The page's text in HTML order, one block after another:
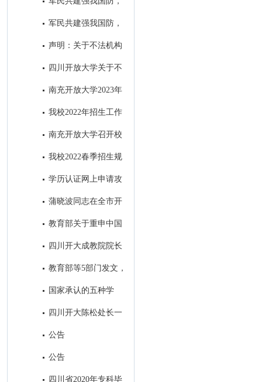
南充开大办“拥军班” ----南充开
仪式圆满举行
军民共建强我国防，
南充开大办“拥军班” ----南充开
仪式圆满举行
声明：关于不法机构
冒用我校名义进行虚假招生的郑
四川开放大学关于不
法机构冒用我校名义进行虚假招
南充开放大学2023年
春季招生简章
我校2022年招生工作
取得历史性突破
南充开放大学召开校
本部2022年秋季招生工作会
我校2022春季招生规
模名列全省市州开大第一名
学历认证网上申请攻
蒲晓波同志在全市开
大系统招生会议上的讲话
教育部关于重申中国
高等教育学生信息网是学历证书
四川开大成教院院长
帅勇一行到我校考察调研
教育部等5部门发文，
加强高等学历继续教育广告发布
国家承认的五种学
历，分别是什么？
四川开大陈松处长一
行到我校考察调研招生工作
公告
公告
四川省2020年专科毕